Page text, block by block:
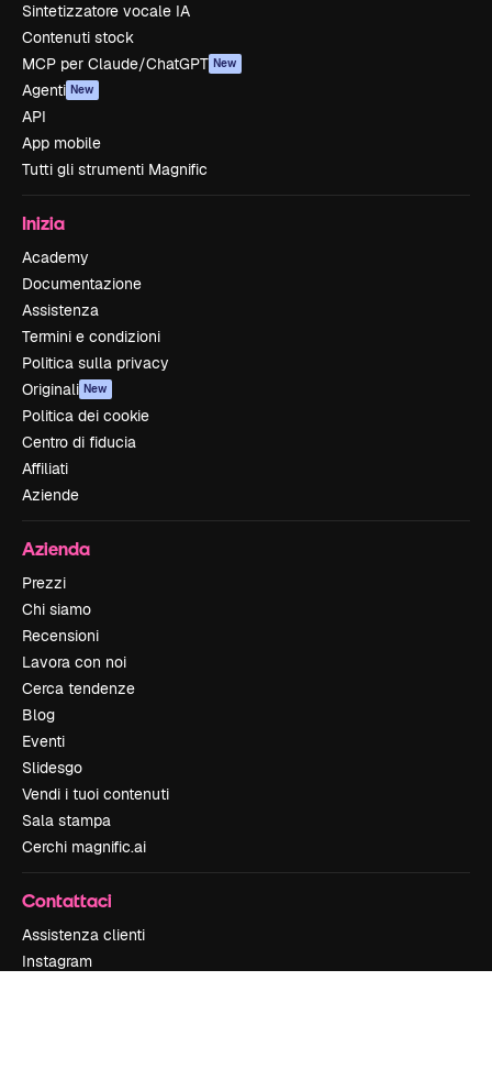
Sintetizzatore vocale IA
Contenuti stock
MCP per Claude/ChatGPT New
Agenti New
API
App mobile
Tutti gli strumenti Magnific
Inizia
Academy
Documentazione
Assistenza
Termini e condizioni
Politica sulla privacy
Originali New
Politica dei cookie
Centro di fiducia
Affiliati
Aziende
Azienda
Prezzi
Chi siamo
Recensioni
Lavora con noi
Cerca tendenze
Blog
Eventi
Slidesgo
Vendi i tuoi contenuti
Sala stampa
Cerchi magnific.ai
Contattaci
Assistenza clienti
Instagram